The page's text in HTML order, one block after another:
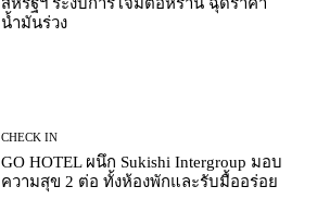
น้ำมันร่วง
CHECK IN
GO HOTEL ผนึก Sukishi Intergroup มอบ
ความสุข 2 ต่อ ทั้งห้องพักและรับมื้ออร่อย